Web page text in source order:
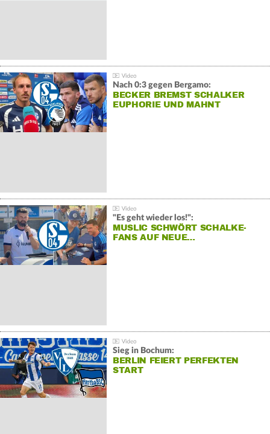
Nach 0:3 gegen Bergamo:
BECKER BREMST SCHALKER
EUPHORIE UND MAHNT
"Es geht wieder los!":
MUSLIC SCHWÖRT SCHALKE-
FANS AUF NEUE…
Sieg in Bochum:
BERLIN FEIERT PERFEKTEN
START